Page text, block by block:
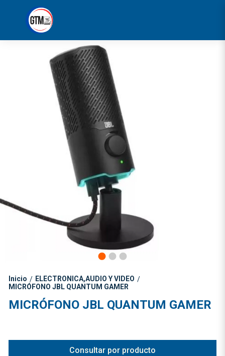
Inicio / ELECTRONICA,AUDIO Y VIDEO /
MICRÓFONO JBL QUANTUM GAMER
MICRÓFONO JBL QUANTUM GAMER
Consultar por producto